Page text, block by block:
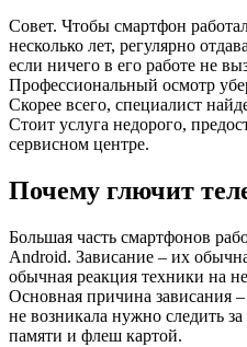
Совет. Чтобы смартфон
несколько лет, регулярно
если ничего в его работе не
Профессиональный осмотр
Скорее всего, специалист
Стоит услуга недорого,
сервисном центре.
Почему глючит
Большая часть смартфонов
Android. Зависание – их
обычная реакция техники на
Основная причина зависания
не возникала нужно следить
памяти и флеш картой.